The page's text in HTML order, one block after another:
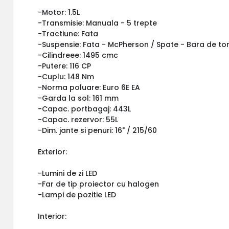
-Motor: 1.5L
-Transmisie: Manuala - 5 trepte
-Tractiune: Fata
-Suspensie: Fata - McPherson / Spate - Bara de
-Cilindreee: 1495 cmc
-Putere: 116 CP
-Cuplu: 148 Nm
-Norma poluare: Euro 6E EA
-Garda la sol: 161 mm
-Capac. portbagaj: 443L
-Capac. rezervor: 55L
-Dim. jante si penuri: 16" / 215/60
Exterior:
-Lumini de zi LED
-Far de tip proiector cu halogen
-Lampi de pozitie LED
Interior: